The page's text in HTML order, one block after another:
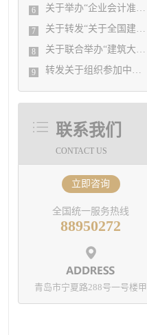
6 关于举办“企业会计准则新变化与税收新政策解读、工程勘察设计企业最新会计准则实务操作与税务全面筹划培训班”的通知
7 关于转发“关于全国建筑设计行业创新创优学术峰会的通知” 的通知
8 关于联合举办“建筑大家学术报告会、青年建筑师设计专场报告会等系列学术活动的通知
9 转发关于组织参加中设协“《建筑隔震设计标准》宣贯暨建筑抗震设计新技术及疑难问题解析培训班”的通知
联系我们
CONTACT US
立即咨询
全国统一服务热线
88950272
青岛市宁夏路288号一号楼甲